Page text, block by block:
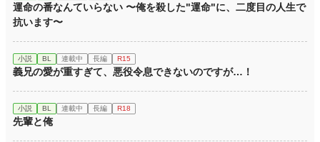
運命の番なんていらない 〜俺を殺した"運命"に、二度目の人生で
抗います〜
小説 BL 連載中 長編 R15
義兄の愛が重すぎて、悪役令息できないのですが…！
小説 BL 連載中 長編 R18
先輩と俺